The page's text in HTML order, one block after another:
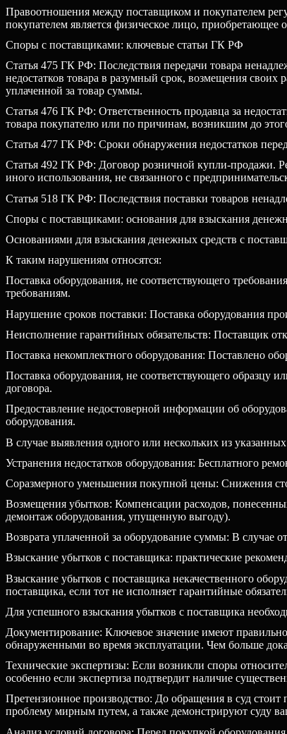
Правоотношения между поставщиком и покупателем
покупателем является физическое лицо,
Споры с поставщиками: ключевые статьи ГК РФ
Статья 475 ГК РФ: Последствия передачи товара
недостатков товара в разумный срок, возмещения своих
уплаченной за товар суммы.
Статья 476 ГК РФ: Ответственность продавца за
товара покупателю или по причинам, возникшим до
Статья 477 ГК РФ: Сроки обнаружения недостатков
Статья 492 ГК РФ: Договор розничной купли-продажи.
иного использования, не связанного с
Статья 518 ГК РФ: Последствия поставки товаров
Споры с поставщиками: основания для взыскания
Основаниями для взыскания денежных средств с
К таким нарушениям относятся:
Поставка оборудования, не соответствующего
требованиям.
Нарушение сроков поставки: Поставка оборудования
Неисполнение гарантийных обязательств: Поставщик
Поставка некомплектного оборудования: Поставлено
Поставка оборудования, не соответствующего образцу
договора.
Предоставление недостоверной информации об
оборудования.
В случае выявления одного или нескольких из
Устранения недостатков оборудования: Бесплатного
Соразмерного уменьшения покупной цены: Снижения
Возмещения убытков: Компенсации расходов,
демонтаж оборудования, упущенную выгоду).
Возврата уплаченной за оборудование суммы: В случае
Взыскание убытков с поставщика: практические
Взыскание убытков с поставщика некачественного
поставщика, если тот не исполняет гарантийные
Для успешного взыскания убытков с поставщика
Документирование: Ключевое значение имеют
обнаруженными во время эксплуатации. Чем больше
Технические экспертизы: Если возникли споры
особенно если экспертиза подтвердит наличие
Претензионное производство: До обращения в суд
проблему мирным путем, а также демонстрируют суду